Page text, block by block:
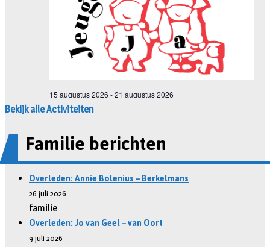
Bekijk alle Activiteiten
Familie berichten
Overleden: Annie Bolenius – Berkelmans
26 juli 2026
familie
Overleden: Jo van Geel – van Oort
9 juli 2026